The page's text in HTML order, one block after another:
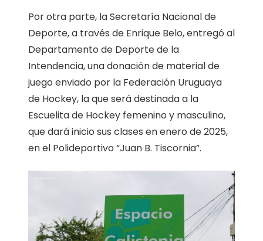
Por otra parte, la Secretaría Nacional de
Deporte, a través de Enrique Belo, entregó al
Departamento de Deporte de la
Intendencia, una donación de material de
juego enviado por la Federación Uruguaya
de Hockey, la que será destinada a la
Escuelita de Hockey femenino y masculino,
que dará inicio sus clases en enero de 2025,
en el Polideportivo “Juan B. Tiscornia”.